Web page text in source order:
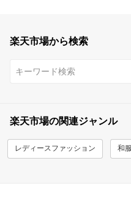
楽天市場から検索
楽天市場の関連ジャンル
レディースファッション 和服